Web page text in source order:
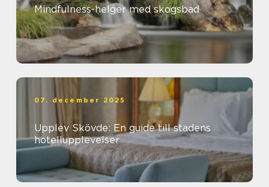
Mindfulness-helger med skogsbad
07. december 2025
Upplev Skövde: En guide till stadens
hotellupplevelser